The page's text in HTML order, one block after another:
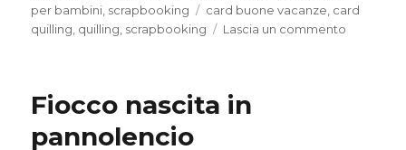
il
per bambini, scrapbooking Tag
card buone vacanze, card
quilling, quilling, scrapbooking Lascia un commento
Fiocco nascita in
pannolencio